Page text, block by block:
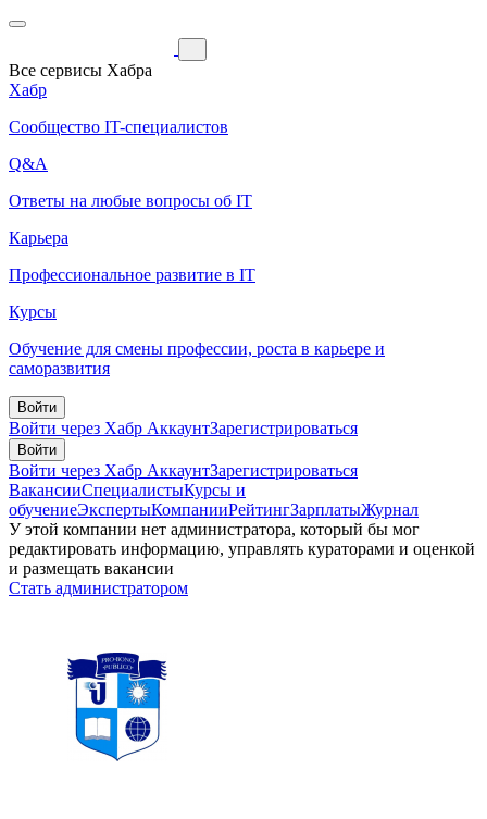
Все сервисы Хабра
Хабр
Сообщество IT-специалистов
Q&A
Ответы на любые вопросы об IT
Карьера
Профессиональное развитие в IT
Курсы
Обучение для смены профессии, роста в карьере и
саморазвития
Войти
Войти через Хабр АккаунтЗарегистрироваться
Войти
Войти через Хабр АккаунтЗарегистрироваться
ВакансииСпециалистыКурсы и
обучениеЭкспертыКомпанииРейтингЗарплатыЖурнал
У этой компании нет администратора, который бы мог
редактировать информацию, управлять кураторами и оценкой
и размещать вакансии
Стать администратором